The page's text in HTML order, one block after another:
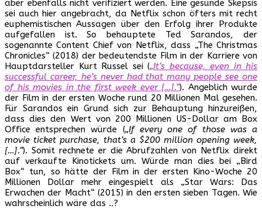
aber ebenfalls nicht verifiziert werden. Eine gesunde Skepsis
sei auch hier angebracht, da Netflix schon öfters mit recht
euphemistischen Aussagen über den Erfolg ihrer Produkte
aufgefallen ist. So behauptete Ted Sarandos, der
sogenannte Content Chief von Netflix, dass „The Christmas
Chronicles“ (2018) der bedeutendste Film in der Karriere von
Hauptdarsteller Kurt Russel sei („It’s because, even in his
successful career, he’s never had that many people see one
of his movies in the first week ever […].“). Angeblich wurde
der Film in der ersten Woche rund 20 Millionen Mal gesehen.
Für Sarandos ein Grund sich zur Behauptung hinzureißen,
dass dies den Wert von 200 Millionen US-Dollar am Box
Office entsprechen würde („If every one of those was a
movie ticket purchase, that’s a $200 million opening week,
[…].“). Somit rechnete er die Abrufzahlen von Netflix direkt
auf verkaufte Kinotickets um. Würde man dies bei „Bird
Box“ tun, so hätte der Film in der ersten Kino-Woche 20
Millionen Dollar mehr eingespielt als „Star Wars: Das
Erwachen der Macht“ (2015) in den ersten sieben Tagen. Wie
wahrscheinlich wäre das ..?